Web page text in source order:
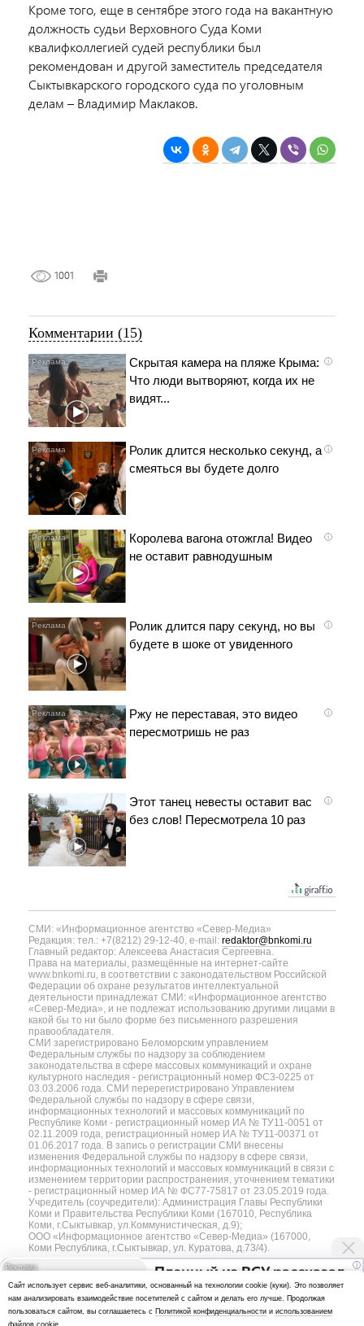
Кроме того, еще в сентябре этого года на вакантную
должность судьи Верховного Суда Коми
квалифколлегией судей республики был
рекомендован и другой заместитель председателя
Сыктывкарского городского суда по уголовным
делам – Владимир Маклаков.
1001
Комментарии (15)
i
Скрытая камера на пляже Крыма:
Что люди вытворяют, когда их не
видят...
i
Ролик длится несколько секунд, а
смеяться вы будете долго
i
Королева вагона отожгла! Видео
не оставит равнодушным
i
Ролик длится пару секунд, но вы
будете в шоке от увиденного
i
Ржу не переставая, это видео
пересмотришь не раз
i
Этот танец невесты оставит вас
без слов! Пересмотрела 10 раз
СМИ: «Информационное агентство «Север-Медиа»
Редакция: тел.: +7(8212) 29-12-40, e-mail: redaktor@bnkomi.ru
Главный редактор: Алексеева Анастасия Сергеевна.
Права на материалы, размещённые на интернет-сайте
www.bnkomi.ru, в соответствии с законодательством Российской
Федерации об охране результатов интеллектуальной
деятельности принадлежат СМИ: «Информационное агентство
«Север-Медиа», и не подлежат использованию другими лицами в
какой бы то ни было форме без письменного разрешения
правообладателя.
СМИ зарегистрировано Беломорским управлением
Федеральным службы по надзору за соблюдением
законодательства в сфере массовых коммуникаций и охране
культурного наследия - регистрационный номер ФС3-0225 от
03.03.2006 года. СМИ перерегистрировано Управлением
Федеральной службы по надзору в сфере связи,
информационных технологий и массовых коммуникаций по
Республике Коми - регистрационный номер ИА № ТУ11-0051 от
02.11.2009 года, регистрационный номер ИА № ТУ11-00371 от
01.06.2017 года. В запись о регистрации СМИ внесены
изменения Федеральной службы по надзору в сфере связи,
информационных технологий и массовых коммуникаций в связи с
изменением территории распространения, уточнением тематики
- регистрационный номер ИА № ФС77-75817 от 23.05.2019 года.
Учредитель (соучредители): Администрация Главы Республики
Коми и Правительства Республики Коми (167010, Республика
Коми, г.Сыктывкар, ул.Коммунистическая, д.9);
ООО «Информационное агентство «Север-Медиа» (167000,
Коми Республика, г.Сыктывкар, ул. Куратова, д.73/4).
Разработка сайта — web-студия «Цифровой Век»
i
Пленный из ВСУ рассказал
об отношении украинцев
к Донецку и Луганску
Политика
конфиденциальности
Cайт использует сервис веб-аналитики, основанный на технологии cookie (куки). Это позволяет
нам анализировать взаимодействие посетителей с сайтом и делать его лучше. Продолжая
пользоваться сайтом, вы соглашаетесь с Политикой конфиденциальности и использованием
файлов cookie